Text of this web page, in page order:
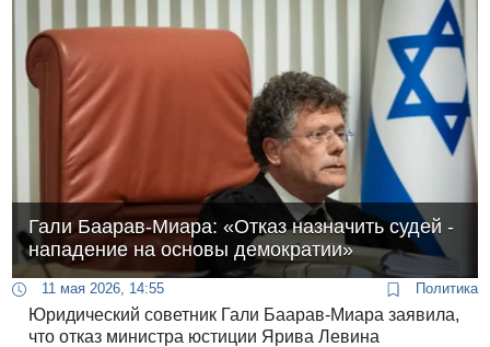
Гали Баарав-Миара: «Отказ назначить судей -
нападение на основы демократии»
11 мая 2026, 14:55 Политика
Юридический советник Гали Баарав-Миара заявила,
что отказ министра юстиции Ярива Левина